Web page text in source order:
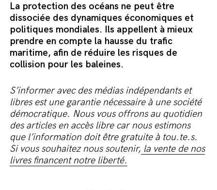
La protection des océans ne peut être
dissociée des dynamiques économiques et
politiques mondiales. Ils appellent à mieux
prendre en compte la hausse du trafic
maritime, afin de réduire les risques de
collision pour les baleines.
S’informer avec des médias indépendants et
libres est une garantie nécessaire à une société
démocratique. Nous vous offrons au quotidien
des articles en accès libre car nous estimons
que l’information doit être gratuite à tou.te.s.
Si vous souhaitez nous soutenir, la vente de nos
livres financent notre liberté.